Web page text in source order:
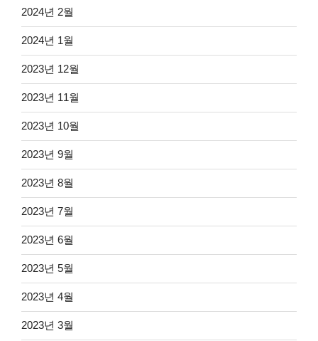
2024년 2월
2024년 1월
2023년 12월
2023년 11월
2023년 10월
2023년 9월
2023년 8월
2023년 7월
2023년 6월
2023년 5월
2023년 4월
2023년 3월